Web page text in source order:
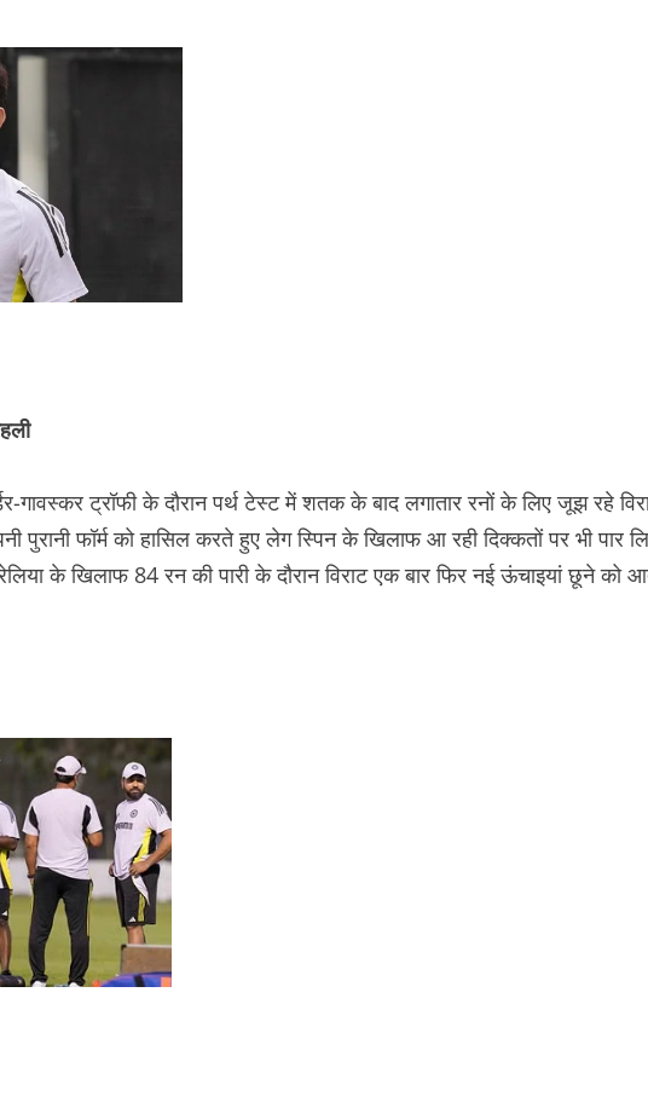
गावस्कर ट्रॉफी के दौरान पर्थ टेस्ट में शतक के बाद लगातार रनों के लिए जूझ रहे
फॉर्म को हासिल करते हुए लेग स्पिन के खिलाफ आ रही दिक्कतों पर भी पार
के खिलाफ 84 रन की पारी के दौरान विराट एक बार फिर नई ऊंचाइयां छूने को